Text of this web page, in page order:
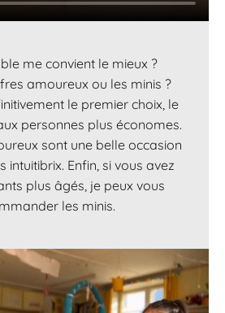
me convient le mieux ?
amoureux ou les minis ?
le premier choix, le
personnes plus économes.
sont une belle occasion
intuitibrix. Enfin, si vous avez
plus âgés, je peux vous
les minis.